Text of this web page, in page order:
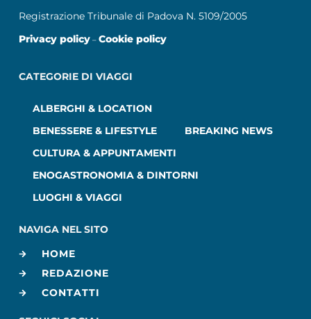
Registrazione Tribunale di Padova N. 5109/2005
Privacy policy– Cookie policy
CATEGORIE DI VIAGGI
ALBERGHI & LOCATION
BENESSERE & LIFESTYLE
BREAKING NEWS
CULTURA & APPUNTAMENTI
ENOGASTRONOMIA & DINTORNI
LUOGHI & VIAGGI
NAVIGA NEL SITO
HOME
REDAZIONE
CONTATTI